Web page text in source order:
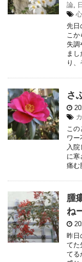
論,
先日
こか
失調
ま
り
さ
この
ワー
入
に寒
痛む
腫
ね
昨日
てた
てる